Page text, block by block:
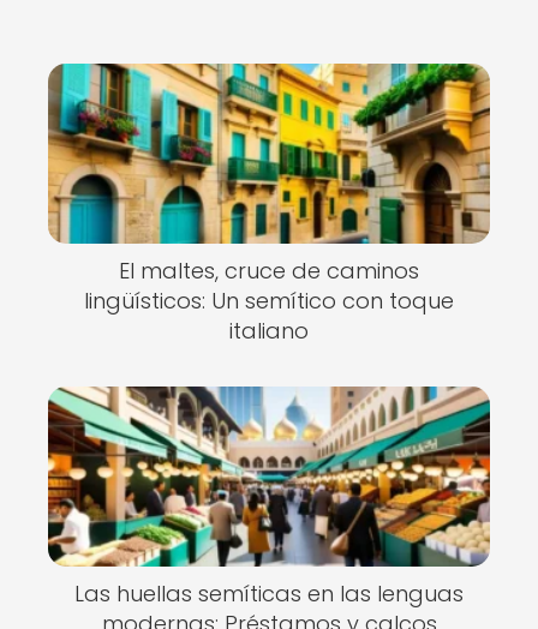
El maltes, cruce de caminos
lingüísticos: Un semítico con toque
italiano
Las huellas semíticas en las lenguas